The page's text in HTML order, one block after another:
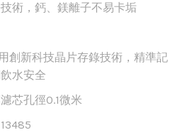
術，鈣、鎂離子不易卡垢
創新科技晶片存錄技術，精準記
水安全
芯孔徑0.1微米